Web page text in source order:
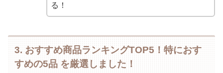
る！
3. おすすめ商品ランキングTOP5！特におす
すめの5品 を厳選しました！